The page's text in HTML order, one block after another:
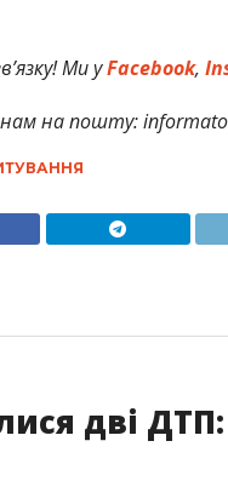
Ми уFacebook,
на пошту:
дві